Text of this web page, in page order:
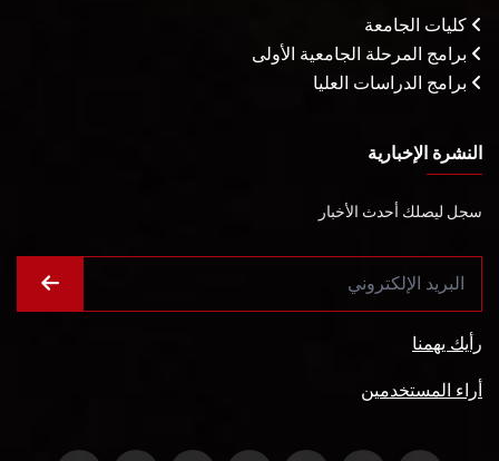
كليات الجامعة
برامج المرحلة الجامعية الأولى
برامج الدراسات العليا
النشرة الإخبارية
سجل ليصلك أحدث الأخبار
رأيك يهمنا
أراء المستخدمين